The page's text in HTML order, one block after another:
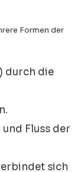
Formen der
) durch die
Fluss der
sich